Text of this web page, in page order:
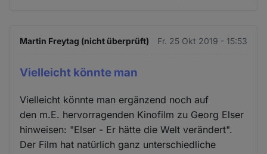
Martin Freytag (nicht überprüft) Fr. 25 Okt 2019 - 15:53
Vielleicht könnte man
Vielleicht könnte man ergänzend noch auf
den m.E. hervorragenden Kinofilm zu Georg Elser
hinweisen: "Elser - Er hätte die Welt verändert".
Der Film hat natürlich ganz unterschiedliche